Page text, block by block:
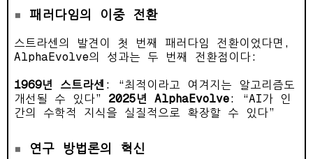
패러다임의 이중 전환
스트라센의 발견이 첫 번째 패러다임 전환이었다면,
AlphaEvolve의 성과는 두 번째 전환점이다:
1969년 스트라센 : “최적이라고 여겨지는 알고리즘도
개선될 수 있다” 2025년 AlphaEvolve: “AI가 인
간의 수학적 지식을 실질적으로 확장할 수 있다”
연구 방법론의 혁신